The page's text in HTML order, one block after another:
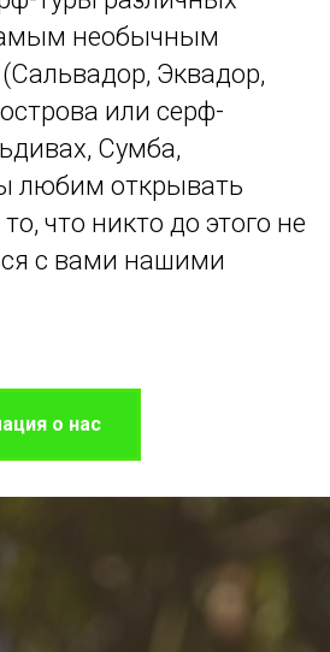
необычным
Эквадор,
или серф-
Сумба,
любим открывать
что никто до этого не
с вами нашими
о нас